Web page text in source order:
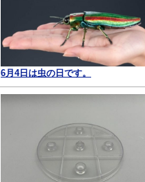
6月4日は虫の日です。